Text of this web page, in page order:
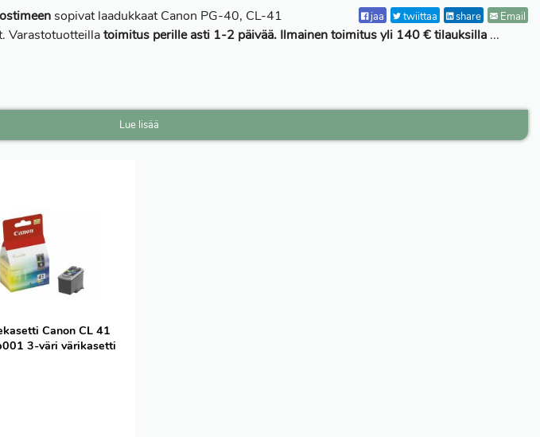
Email
share
twiittaa
jaa
sopivat laadukkaat Canon PG-40, CL-41
Varastotuotteillatoimitus perille asti 1-2 päivää. Ilmainen toimitus yli 140 € tilauksilla ...
Lue lisää
Canon CL 41
3-väri värikasetti